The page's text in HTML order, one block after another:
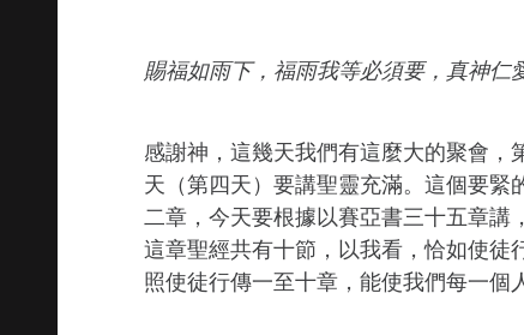
賜福如雨下，福雨我等必須要，真神仁
感謝神，這幾天我們有這麼大的聚會
天（第四天）要講聖靈充滿。這個要
二章，今天要根據以賽亞書三十五章講
這章聖經共有十節，以我看，恰如使
照使徒行傳一至十章，能使我們每一個